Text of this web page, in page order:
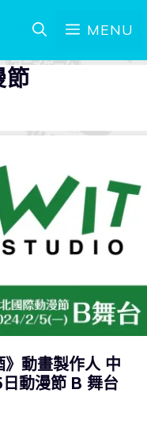
MENU
節
》動畫製作人 中
動漫節 B 舞台